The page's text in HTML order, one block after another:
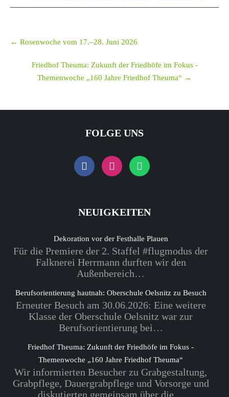
navigation
← Rosenwoche vom 17.–28. Juni 2026
Friedhof Theuma: Zukunft der Friedhöfe im Fokus -
Themenwoche „160 Jahre Friedhof Theuma“ →
FOLGE UNS
NEUIGKEITEN
Dekoration vor der Festhalle Plauen
Für die Premiere der 2. Staffel #flugmodus der
Falknerei Herrmann durften wir den
Außenbereich…
Berufsorientierung hautnah: Oberschule Oelsnitz zu Besuch
Erneuter Besuch am 30.06.2026: Eine weitere
Klasse der Oberschule Oelsnitz war zur
Berufsorientierung bei…
Friedhof Theuma: Zukunft der Friedhöfe im Fokus -
Themenwoche „160 Jahre Friedhof Theuma“
Wir informierten Besucher zu Grabgestaltung,
Grabpflege, Dauergrabpflege und Vorsorge und
diskutierten gemeinsam über die…